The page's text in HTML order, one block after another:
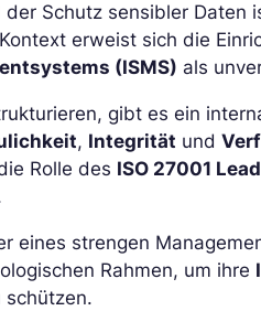
Schutz sensibler Daten
erweist sich die
(ISMS) als
gibt es ein
, Integrität und
Rolle des ISO 27001
eines strengen
Rahmen, um ihre
schützen.